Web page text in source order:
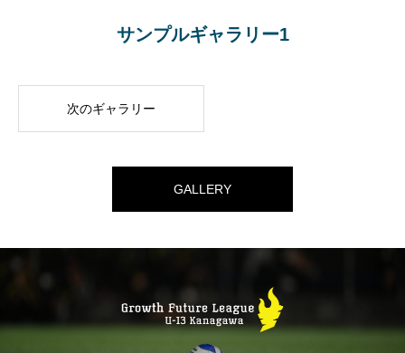
サンプルギャラリー1
次のギャラリー
GALLERY